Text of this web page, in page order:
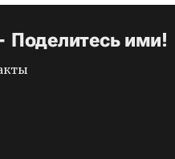
Поделитесь ими!